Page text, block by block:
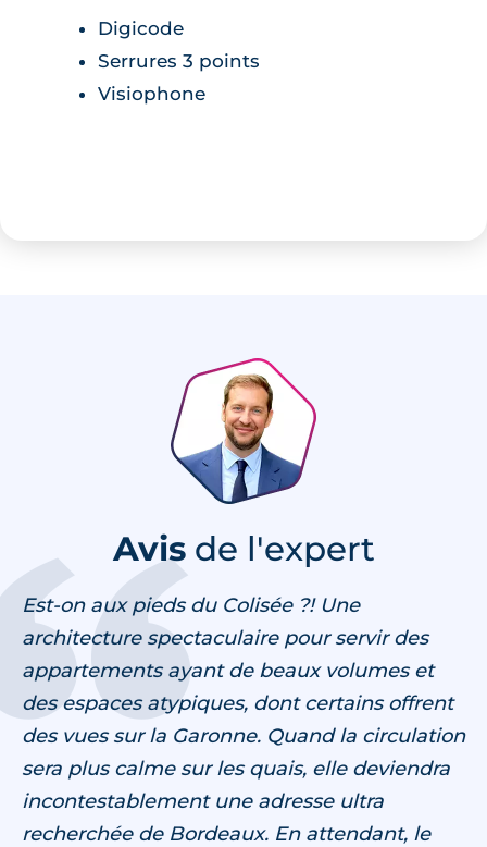
laquelle donne le nouveau bâtiment.
Tout en courbe, cet immeuble à
l’écriture soignée offre à tous les
LECLERCQ ASSOCIÉS
Digicode
Serrures 3 points
Visiophone
Avisde l'expert
Est-on aux pieds du Colisée ?! Une
architecture spectaculaire pour servir des
appartements ayant de beaux volumes et
des espaces atypiques, dont certains offrent
des vues sur la Garonne. Quand la circulation
sera plus calme sur les quais, elle deviendra
incontestablement une adresse ultra
recherchée de Bordeaux. En attendant, le